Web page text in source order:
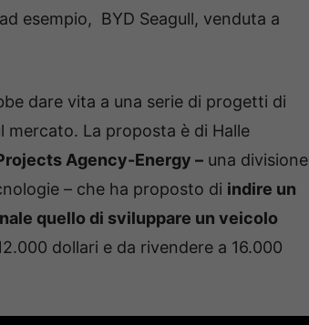
esempio, BYD Seagull, venduta a
dare vita a una serie di progetti di
La proposta è di Halle
Agency-Energy – una divisione
– che ha proposto di indire un
quello di sviluppare un veicolo
dollari e da rivendere a 16.000